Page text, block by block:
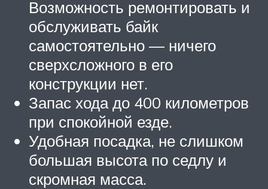
Возможность ремонтировать и
обслуживать байк
самостоятельно — ничего
сверхсложного в его
конструкции нет.
Запас хода до 400 километров
при спокойной езде.
Удобная посадка, не слишком
большая высота по седлу и
скромная масса.